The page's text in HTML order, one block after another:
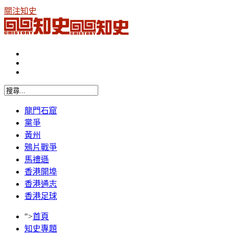
關注知史
龍門石窟
黨爭
黃州
鴉片戰爭
馬禮遜
香港開埠
香港通志
香港足球
">首頁
知史專題